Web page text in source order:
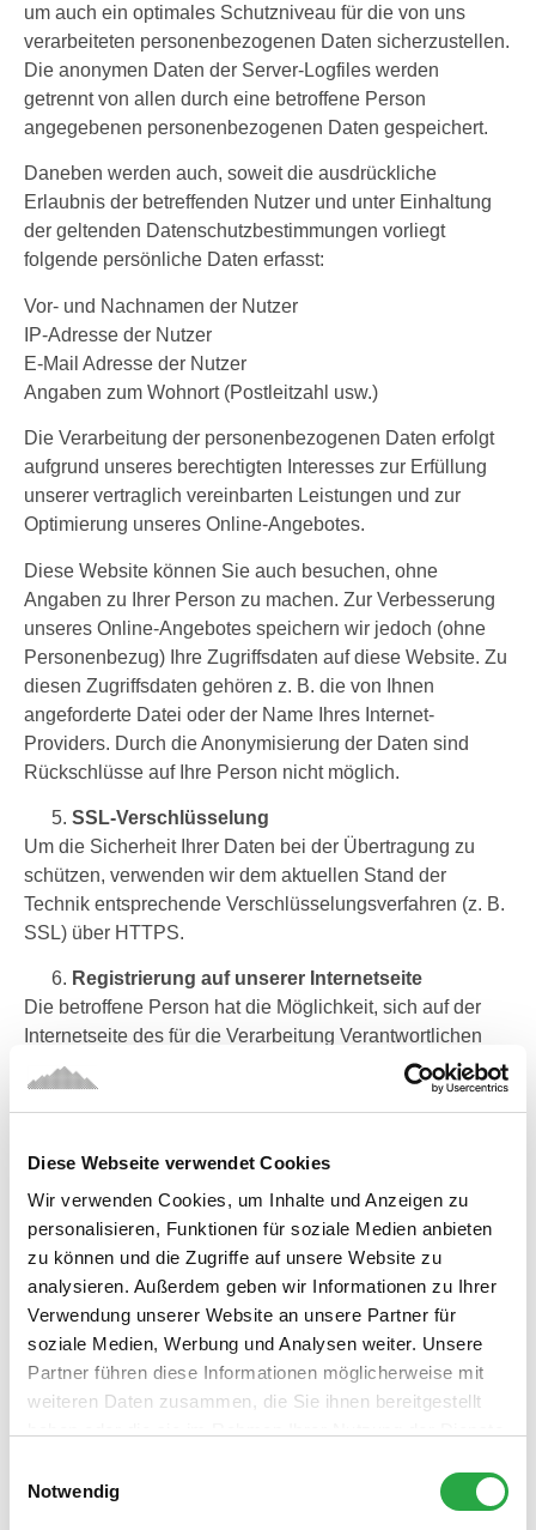
Diese Webseite verwendet Cookies
Wir verwenden Cookies, um Inhalte und Anzeigen zu
personalisieren, Funktionen für soziale Medien anbieten
zu können und die Zugriffe auf unsere Website zu
analysieren. Außerdem geben wir Informationen zu Ihrer
Verwendung unserer Website an unsere Partner für
soziale Medien, Werbung und Analysen weiter. Unsere
Partner führen diese Informationen möglicherweise mit
weiteren Daten zusammen, die Sie ihnen bereitgestellt
Notwendig
um auch ein optimales Schutzniveau für die von uns
verarbeiteten personenbezogenen Daten sicherzustellen.
Die anonymen Daten der Server-Logfiles werden
getrennt von allen durch eine betroffene Person
angegebenen personenbezogenen Daten gespeichert.
Daneben werden auch, soweit die ausdrückliche
Erlaubnis der betreffenden Nutzer und unter Einhaltung
der geltenden Datenschutzbestimmungen vorliegt
folgende persönliche Daten erfasst:
Vor- und Nachnamen der Nutzer
IP-Adresse der Nutzer
E-Mail Adresse der Nutzer
Angaben zum Wohnort (Postleitzahl usw.)
Die Verarbeitung der personenbezogenen Daten erfolgt
aufgrund unseres berechtigten Interesses zur Erfüllung
unserer vertraglich vereinbarten Leistungen und zur
Optimierung unseres Online-Angebotes.
Diese Website können Sie auch besuchen, ohne
Angaben zu Ihrer Person zu machen. Zur Verbesserung
unseres Online-Angebotes speichern wir jedoch (ohne
Personenbezug) Ihre Zugriffsdaten auf diese Website. Zu
diesen Zugriffsdaten gehören z. B. die von Ihnen
angeforderte Datei oder der Name Ihres Internet-
Providers. Durch die Anonymisierung der Daten sind
Rückschlüsse auf Ihre Person nicht möglich.
SSL-Verschlüsselung
Um die Sicherheit Ihrer Daten bei der Übertragung zu
schützen, verwenden wir dem aktuellen Stand der
Technik entsprechende Verschlüsselungsverfahren (z. B.
SSL) über HTTPS.
Registrierung auf unserer Internetseite
Die betroffene Person hat die Möglichkeit, sich auf der
Internetseite des für die Verarbeitung Verantwortlichen
unter Angabe von personenbezogenen Daten zu
registrieren. Welche personenbezogenen Daten dabei an
werden, ergibt sich aus der jeweiligen Eingabemaske,
betroffenen Person eingegebenen personenbezogenen
Daten werden ausschließlich für die interne Verwendung
bei dem für die Verarbeitung Verantwortlichen und für
eigene Zwecke erhoben und gespeichert. Der für die
Verarbeitung Verantwortliche kann die Weitergabe an
einen oder mehrere Auftragsverarbeiter, beispielsweise
einen Paketdienstleister, veranlassen, der die
personenbezogenen Daten ebenfalls ausschließlich für
eine interne Verwendung, die dem für die Verarbeitung
Durch eine Registrierung auf der Internetseite des für die